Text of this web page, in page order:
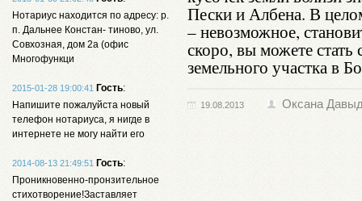
Нотариус находится по адресу: р.
п. Дальнее Констан- тиново, ул.
Совхозная, дом 2а (офис
Многофункци
2015-01-28 19:00:41 Гость:
Напишите пожалуйста новый
телефон нотариуса, я нигде в
интернете не могу найти его
2014-08-13 21:49:51 Гость:
Проникновенно-пронзительное
стихотворение!Заставляет
Пески и Албена. В
– невозможное,
скоро, вы можете
земельного участка в
19.08.2013 Оксана